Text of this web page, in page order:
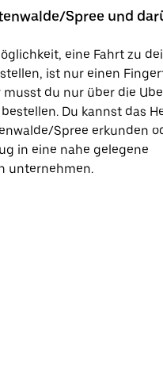
Spree und
eine Fahrt zu
ist nur einen
musst du nur über die
Du kannst das
Spree erkunden
in eine nahe gelegene
unternehmen.